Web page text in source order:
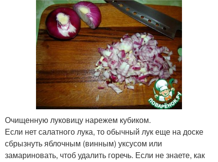
Очищенную луковицу нарежем кубиком.
Если нет салатного лука, то обычный лук еще на доске
сбрызнуть яблочным (винным) уксусом или
замариновать, чтоб удалить горечь. Если не знаете, как